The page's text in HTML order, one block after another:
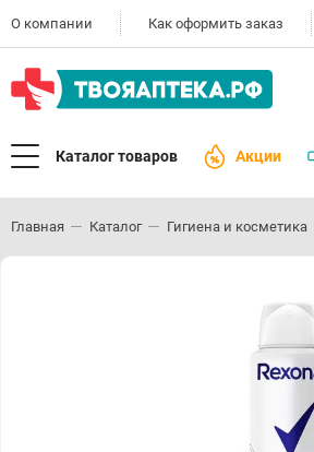
О компании Как оформить заказ
Каталог товаров Акции
Главная Каталог Гигиена и косметика